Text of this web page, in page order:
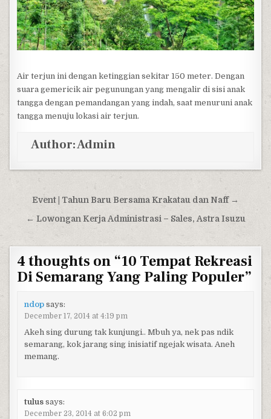
Air terjun ini dengan ketinggian sekitar 150 meter. Dengan
suara gemericik air pegunungan yang mengalir di sisi anak
tangga dengan pemandangan yang indah, saat menuruni anak
tangga menuju lokasi air terjun.
Author:Admin
Post navigation
Event | Tahun Baru Bersama Krakatau dan Naff →
← Lowongan Kerja Administrasi – Sales, Astra Isuzu
4 thoughts on “10 Tempat Rekreasi
Di Semarang Yang Paling Populer”
ndop says:
December 17, 2014 at 4:19 pm
Akeh sing durung tak kunjungi.. Mbuh ya, nek pas ndik
semarang, kok jarang sing inisiatif ngejak wisata. Aneh
memang.
tulus says:
December 23, 2014 at 6:02 pm